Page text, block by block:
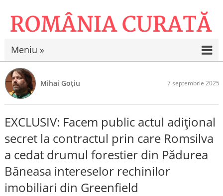
Meniu »
Mihai Goțiu 7 septembrie 2025
EXCLUSIV: Facem public actul adițional
secret la contractul prin care Romsilva
a cedat drumul forestier din Pădurea
Băneasa intereselor rechinilor
imobiliari din Greenfield